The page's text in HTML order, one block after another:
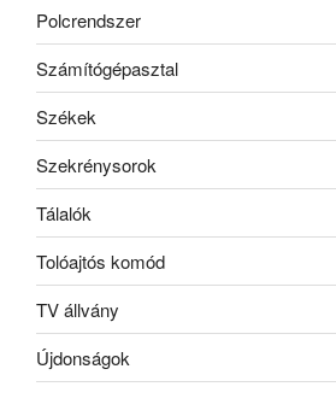
Polcrendszer
Számítógépasztal
Székek
Szekrénysorok
Tálalók
Tolóajtós komód
TV állvány
Újdonságok